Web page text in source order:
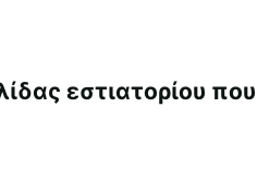
εστιατορίου που